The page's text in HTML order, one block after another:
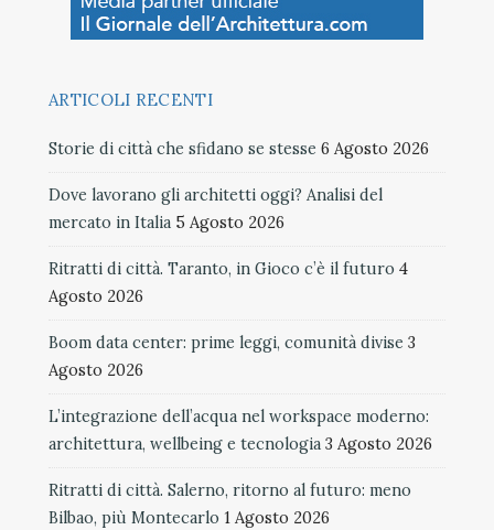
ARTICOLI RECENTI
Storie di città che sfidano se stesse 6 Agosto 2026
Dove lavorano gli architetti oggi? Analisi del
mercato in Italia 5 Agosto 2026
Ritratti di città. Taranto, in Gioco c’è il futuro 4
Agosto 2026
Boom data center: prime leggi, comunità divise 3
Agosto 2026
L’integrazione dell’acqua nel workspace moderno:
architettura, wellbeing e tecnologia 3 Agosto 2026
Ritratti di città. Salerno, ritorno al futuro: meno
Bilbao, più Montecarlo 1 Agosto 2026